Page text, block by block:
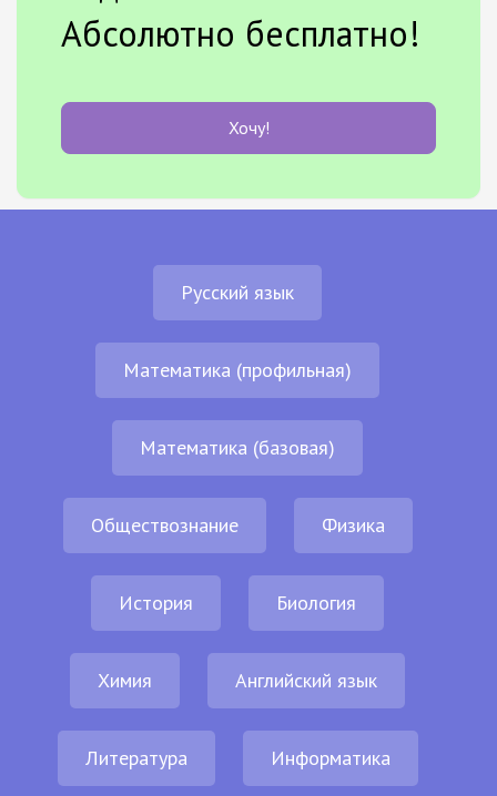
Абсолютно бесплатно!
Хочу!
Русский язык
Математика (профильная)
Математика (базовая)
Обществознание Физика
История Биология
Химия Английский язык
Литература Информатика